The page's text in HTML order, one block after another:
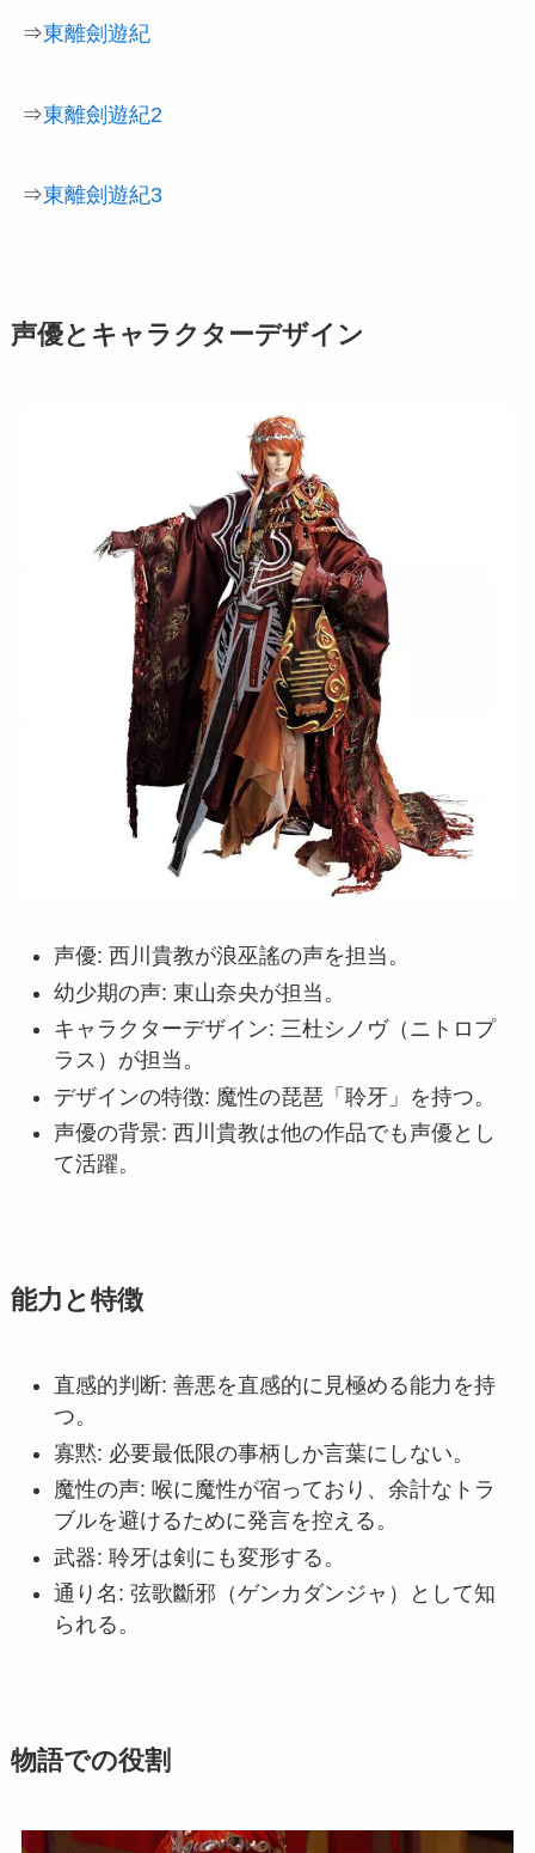
⇒東離劍遊紀
⇒東離劍遊紀2
⇒東離劍遊紀3
声優とキャラクターデザイン
声優: 西川貴教が浪巫謠の声を担当。
幼少期の声: 東山奈央が担当。
キャラクターデザイン: 三杜シノヴ（ニトロプ
ラス）が担当。
デザインの特徴: 魔性の琵琶「聆牙」を持つ。
声優の背景: 西川貴教は他の作品でも声優とし
て活躍。
能力と特徴
直感的判断: 善悪を直感的に見極める能力を持
つ。
寡黙: 必要最低限の事柄しか言葉にしない。
魔性の声: 喉に魔性が宿っており、余計なトラ
ブルを避けるために発言を控える。
武器: 聆牙は剣にも変形する。
通り名: 弦歌斷邪（ゲンカダンジャ）として知
られる。
物語での役割